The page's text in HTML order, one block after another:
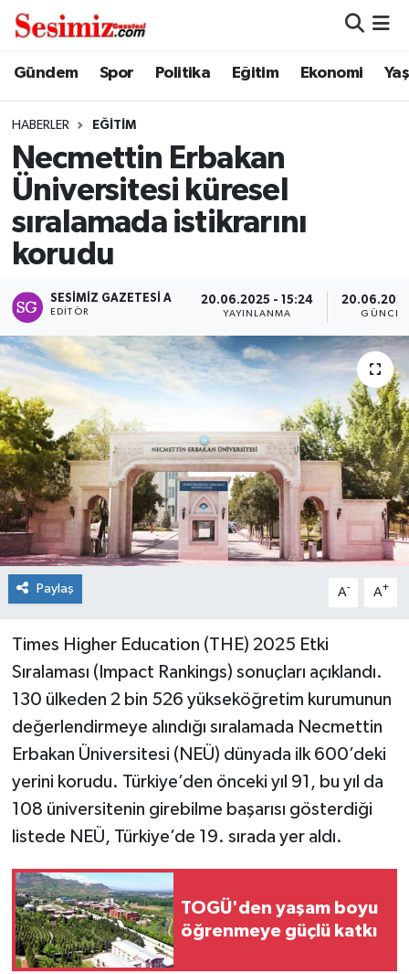
Gündem Spor Politika Eğitim Ekonomi
HABERLER EĞITIM
Necmettin Erbakan
Üniversitesi küresel
sıralamada istikrarını
korudu
SESIMIZ GAZETESI A
EDITÖR
20.06.2025 - 15:24
YAYINLANMA
Paylaş A- A+
Times Higher Education (THE) 2025 Etki
Sıralaması (Impact Rankings) sonuçları açıklandı.
130 ülkeden 2 bin 526 yükseköğretim kurumunun
değerlendirmeye alındığı sıralamada Necmettin
Erbakan Üniversitesi (NEÜ) dünyada ilk 600’deki
yerini korudu. Türkiye’den önceki yıl 91, bu yıl da
108 üniversitenin girebilme başarısı gösterdiği
listede NEÜ, Türkiye’de 19. sırada yer aldı.
TOGÜ'den yaşam boyu
öğrenmeye güçlü katkı
Dünya
Ekonomi
Genel
Gündem
Magazin
Politika
Sağlık
Spor
Teknoloji
Tokat Haberleri
Yaşam
Nöbetçi Eczaneler
Hava Durumu
Namaz Vakitleri
Trafik Durumu
Süper Lig Puan Durumu ve Fikstür
Tüm Manşetler
Son Dakika Haberleri
Haber Arşivi